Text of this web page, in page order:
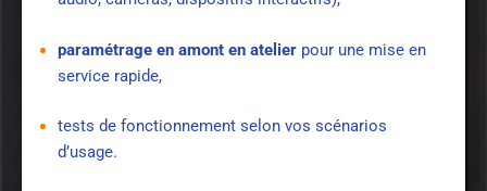
paramétrage en amont en atelierpour une mise en
service rapide,
tests de fonctionnement selon vos scénarios
d’usage.